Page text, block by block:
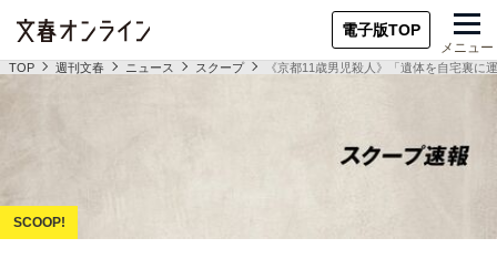
電子版TOP
メニュー
TOP 週刊文春 ニュース スクープ 《京都11歳男児殺人》「遺体を自宅裏